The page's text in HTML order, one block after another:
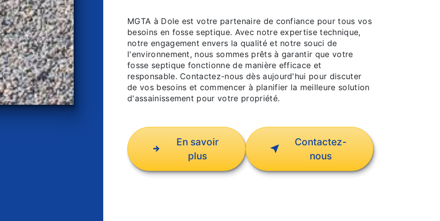
MGTA à Dole est votre partenaire de confiance pour tous vos
besoins en fosse septique. Avec notre expertise technique,
notre engagement envers la qualité et notre souci de
l'environnement, nous sommes prêts à garantir que votre
fosse septique fonctionne de manière efficace et
responsable. Contactez-nous dès aujourd'hui pour discuter
de vos besoins et commencer à planifier la meilleure solution
d'assainissement pour votre propriété.
En savoir
plus
Contactez-
nous